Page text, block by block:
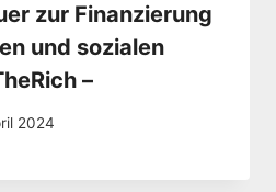
zur Finanzierung
und sozialen
–
2024